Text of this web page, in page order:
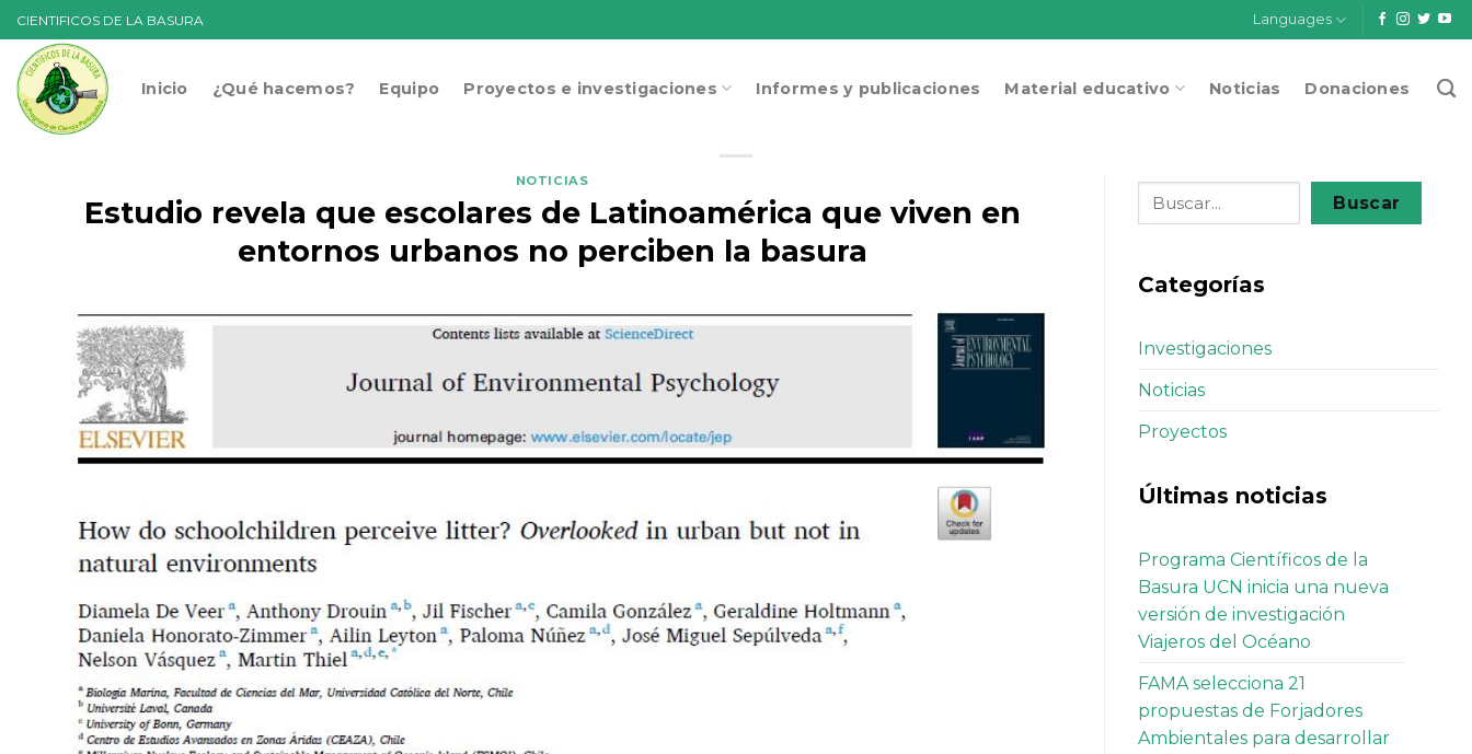
Skip
to
content
CIENTIFICOS DE LA BASURA Languages
Inicio ¿Qué hacemos? Equipo Proyectos e investigaciones Informes y publicaciones Material educativo Noticias Donaciones
NOTICIAS
Estudio revela que escolares de Latinoamérica que viven en
entornos urbanos no perciben la basura
Buscar
Categorías
Investigaciones
Noticias
Proyectos
Últimas noticias
Programa Científicos de la
Basura UCN inicia una nueva
versión de investigación
Viajeros del Océano
FAMA selecciona 21
propuestas de Forjadores
Ambientales para desarrollar